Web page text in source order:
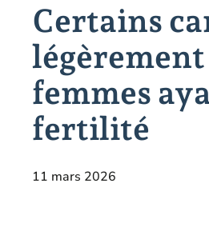
Certains
femmes
fertilité
11 mars 2026